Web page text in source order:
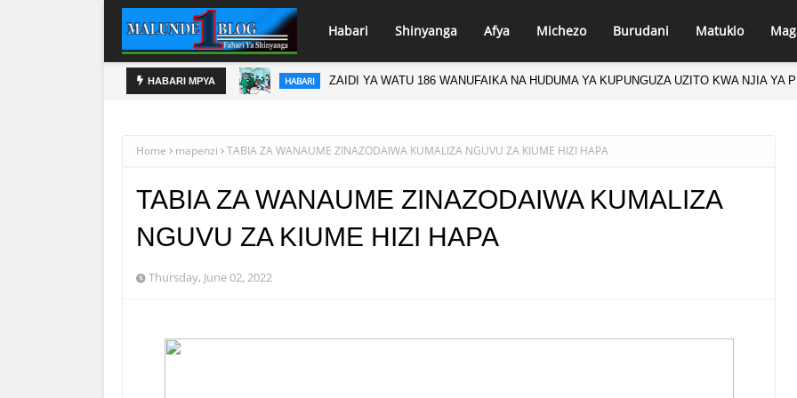
Habari Shinyanga Afya Michezo Burudani Matukio
HABARI MPYA
ZAO KWA TRA HABARI ZAIDI YA WATU 186 WANUFAIKA NA HUDUMA YA KUPUNGUZA UZITO KWA NJIA YA
Home mapenzi TABIA ZA WANAUME ZINAZODAIWA KUMALIZA NGUVU ZA KIUME HIZI HAPA
TABIA ZA WANAUME ZINAZODAIWA KUMALIZA
NGUVU ZA KIUME HIZI HAPA
Thursday, June 02, 2022